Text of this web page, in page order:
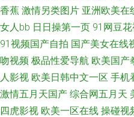
区三卡 欧美打炮 熟妇性交 蜜桃视频
看 日韩精品网站 伊人狠狠 A级论理
91视频社区 成人视频迅雷下载 欧
香蕉 激情另类图片 亚洲欧美在
女人bb 日日操第一页 91网豆
91视频国产自拍 国产美女在线
吻视频 极品性爱导航 欧美国产
人影视 欧美日韩中文一区 手机
激情五月天国产 综合网五月天
四虎影视 欧美一区在线 操碰视